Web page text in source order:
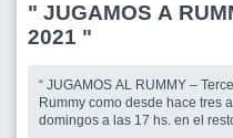
" JUGAMOS A
2021 "
“ JUGAMOS AL RUMMY –
Rummy como desde hace tres
domingos a las 17 hs. en el